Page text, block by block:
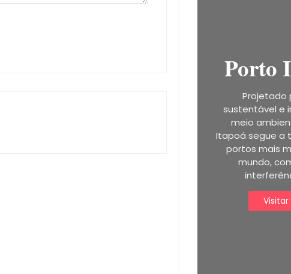
Porto
Projetado
sustentável e
meio
Itapoá segue a
portos mais
mundo,
Visitar